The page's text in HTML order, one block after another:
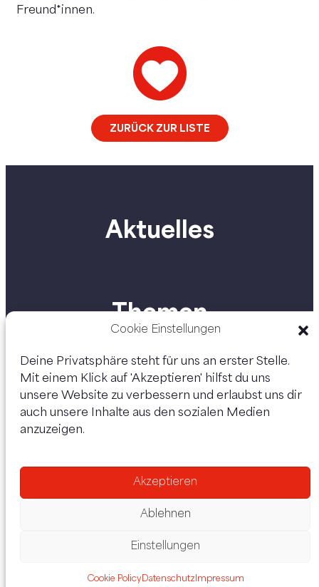
Cookie Einstellungen
Deine Privatsphäre steht für uns an erster Stelle.
Mit einem Klick auf 'Akzeptieren' hilfst du uns
unsere Website zu verbessern und erlaubst uns dir
auch unsere Inhalte aus den sozialen Medien
anzuzeigen.
Akzeptieren
Ablehnen
Einstellungen
Cookie PolicyDatenschutzImpressum
Freund*innen.
ZURÜCK ZUR LISTE
Aktuelles
Themen
Personen